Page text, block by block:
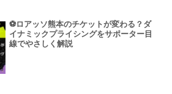
⚽ロアッソ熊本のチケットが変わる？ダ
イナミックプライシングをサポーター目
線でやさしく解説